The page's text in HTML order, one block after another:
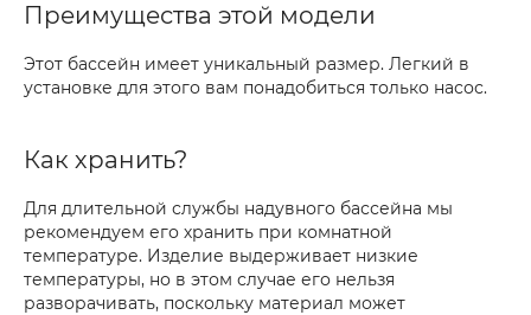
Преимущества этой модели
Этот бассейн имеет уникальный размер. Легкий в
установке для этого вам понадобиться только насос.
Как хранить?
Для длительной службы надувного бассейна мы
рекомендуем его хранить при комнатной
температуре. Изделие выдерживает низкие
температуры, но в этом случае его нельзя
разворачивать, поскольку материал может